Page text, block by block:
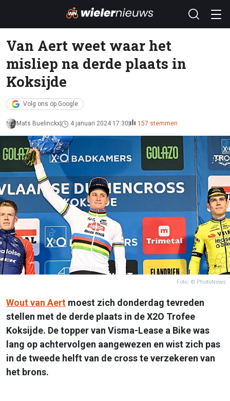
Van Aert weet waar het
misliep na derde plaats in
Koksijde
Volg ons op Google
Mats Buelinckx 4 januari 2024 17:30 157 stemmen
Foto: © PhotoNews
Wout van Aert moest zich donderdag tevreden
stellen met de derde plaats in de X2O Trofee
Koksijde. De topper van Visma-Lease a Bike was
lang op achtervolgen aangewezen en wist zich pas
in de tweede helft van de cross te verzekeren van
het brons.